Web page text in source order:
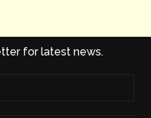
for latest news.